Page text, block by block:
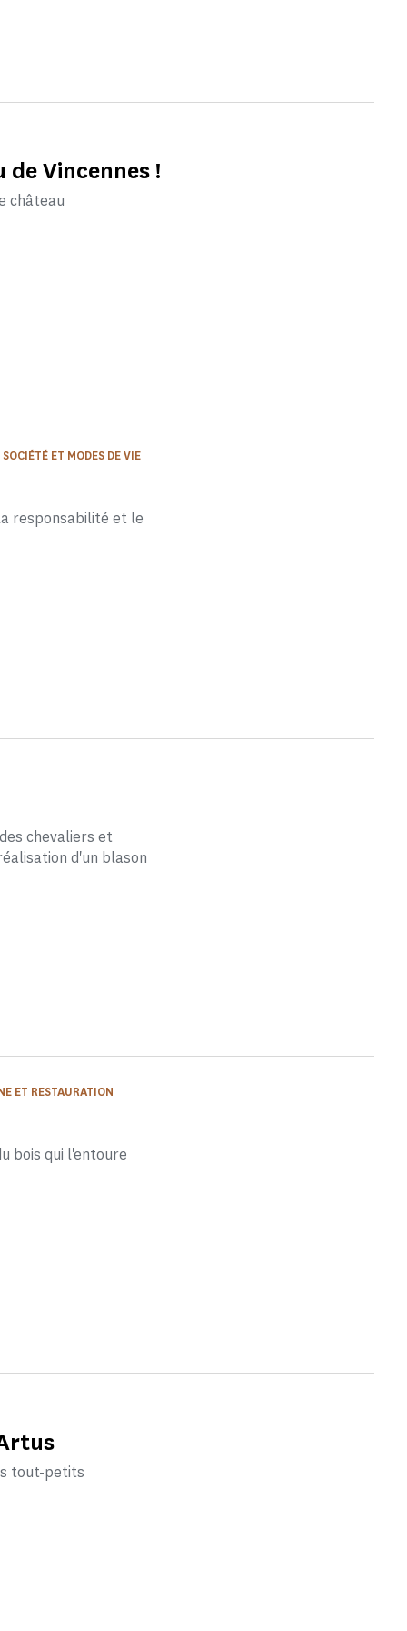
Vincennes !
château
ET MODES DE VIE
responsabilité et le
chevaliers et
d'un blason
ET RESTAURATION
bois qui l'entoure
tout-petits